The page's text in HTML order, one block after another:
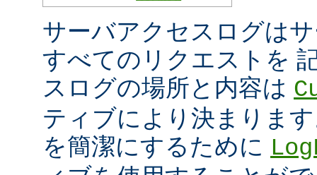
サーバアクセスログは
すべてのリクエストを
スログの場所と内容は
ティブにより決まりま
を簡潔にするために